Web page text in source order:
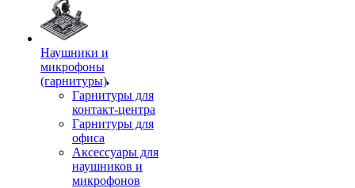
Наушники и
микрофоны
(гарнитуры)
Гарнитуры для
контакт-центра
Гарнитуры для
офиса
Аксессуары для
наушников и
микрофонов